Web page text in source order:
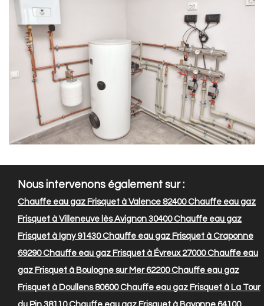
Nous intervenons également sur :
Chauffe eau gaz Frisquet à Valence 82400Chauffe eau gaz
Frisquet à Villeneuve lès Avignon 30400Chauffe eau gaz
Frisquet à Igny 91430Chauffe eau gaz Frisquet à Craponne
69290Chauffe eau gaz Frisquet à Évreux 27000Chauffe eau
gaz Frisquet à Boulogne sur Mer 62200Chauffe eau gaz
Frisquet à Doullens 80600Chauffe eau gaz Frisquet à La Tour